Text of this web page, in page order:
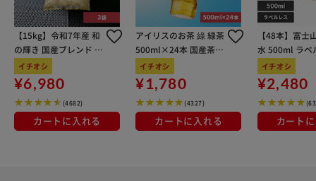
やっかいなのは、ボールとクラブフェースの間に芝を噛み、
飛距離が極端に落ちること。 それどころか、ボールを捉え
られずミスショットも頻発します。 番手を2番手、3番手下
げましょう。 フェースを開いて芝の抵抗を減らし、ゆった
りした大きなスイングでボールを捉えます。 アイアンショ
ットだけでなく、アプローチもじっくり磨いて行きましょ
う。 【極上の深ラフ芝】 深ラフ芝は、普段見かけることの
少ない超・やっかいな人工芝です。 5cmのロングパイル、
ぎっしり高密度、そして芝が格段に太くしっかりしていま
【15kg】令和7年産 和
の輝き 国産ブレンド 5
kg×3袋
イチオシ
¥6,980
(4682)
カートに入れる
アイリスのお茶 綠 緑茶
500ml×24本 国産茶葉
100％使用
イチオシ
¥1,780
(4327)
カートに入れる
【48本】富士
水 500ml ラベ
イチオシ
¥2,480
カート